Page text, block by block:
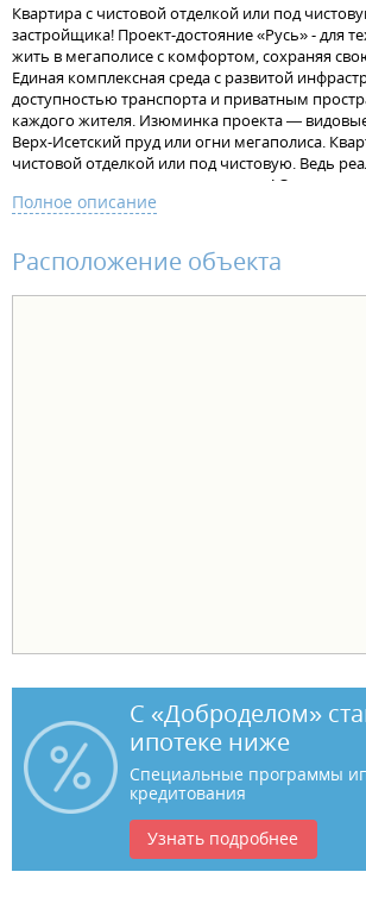
Квартира с чистовой отделкой или под
застройщика! Проект-достояние «Русь» - для
жить в мегаполисе с комфортом, сохраняя
Единая комплексная среда с развитой
доступностью транспорта и приватным
каждого жителя. Изюминка проекта —
Верх-Исетский пруд или огни мегаполиса.
чистовой отделкой или под чистовую. Ведь
идеи в интерьере - это так здорово! Отделка
без отделки, стяжка на полу под финишную
комплект санфаянса (унитаз, раковина). В
натяжной потолок, ламинат, обои виниловые
основе, установлены межкомнатные двери и
Полное описание
Расположение объекта
С «Доброделом»
ипотеке ниже
Специальные программы
кредитования
Узнать подробнее